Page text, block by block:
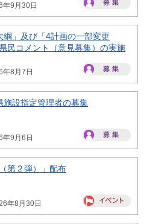
9月30日
綱」及び「4計画の一部変更
民コメント（意見募集）の実施
年8月7日
施設指定管理者の募集
9月6日
第２弾）」配布
年8月30日